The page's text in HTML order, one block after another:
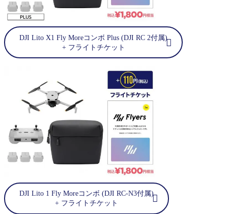
DJI Lito X1 Fly Moreコンボ Plus (DJI RC 2付属)
+ フライトチケット
DJI Lito 1 Fly Moreコンボ (DJI RC-N3付属)
+ フライトチケット